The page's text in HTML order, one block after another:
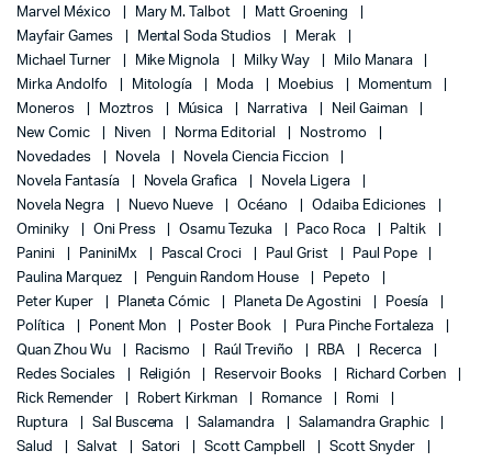
Marvel México
Mary M. Talbot
Matt Groening
Mayfair Games
Mental Soda Studios
Merak
Michael Turner
Mike Mignola Milky Way
Milo Manara
Mirka Andolfo
Mitología Moda Moebius
Momentum
Moneros
Moztros Música Narrativa
Neil Gaiman
New Comic
Niven Norma Editorial
Nostromo
Novedades
Novela
Novela Ciencia Ficcion
Novela Fantasía
Novela Grafica
Novela Ligera
Novela Negra
Nuevo Nueve Océano
Odaiba Ediciones
Ominiky
Oni Press Osamu Tezuka Paco Roca
Paltik
Panini
PaniniMx Pascal Croci Paul Grist
Paul Pope
Paulina Marquez
Penguin Random House
Pepeto
Peter Kuper
Planeta Cómic Planeta De Agostini
Poesía
Política
Ponent Mon Poster Book
Pura Pinche Fortaleza
Quan Zhou Wu
Racismo Raúl Treviño RBA
Recerca
Redes Sociales
Religión Reservoir Books
Richard Corben
Rick Remender
Robert Kirkman Romance
Romi
Ruptura
Sal Buscema Salamandra
Salamandra Graphic
Salud
Salvat Satori Scott Campbell
Scott Snyder